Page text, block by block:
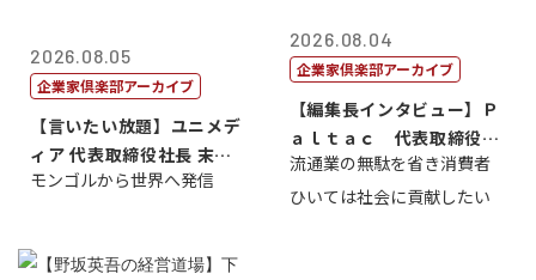
2026.08.05
企業家倶楽部アーカイブ
【言いたい放題】ユニメデ
ィア 代表取締役社長 末田
真
モンゴルから世界へ発信
2026.08.04
企業家倶楽部アーカイブ
【編集長インタビュー】Ｐ
ａｌｔａｃ 代表取締役会
長三木田國夫
流通業の無駄を省き消費者
ひいては社会に貢献したい